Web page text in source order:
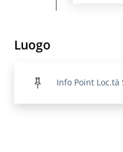
Luogo
Info Point Loc.tà